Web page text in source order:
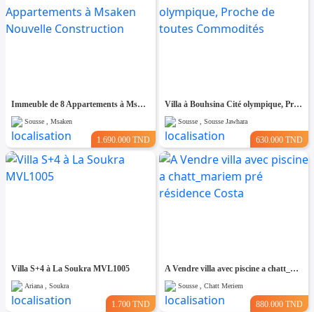
Immeuble de 8 Appartements à Msaken Nouvelle Construction
Sousse , Msaken
1.690.000 TND
Villa à Bouhsina Cité olympique, Proche de toutes Commodités
Sousse , Sousse Jawhara
630.000 TND
Villa S+4 à La Soukra MVL1005
Ariana , Soukra
1.700 TND
A Vendre villa avec piscine a chatt_mariem pré résidence Costa
Sousse , Chatt Meriem
880.000 TND